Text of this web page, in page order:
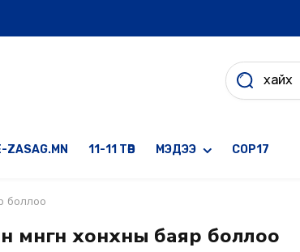
ZASAG.MN 11-11 ТӨВ МЭДЭЭ COP17
боллоо
мөнгөн хонхны баяр боллоо